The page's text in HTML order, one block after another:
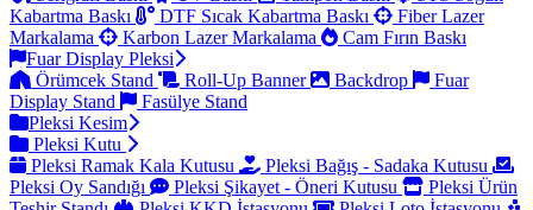
Kabartma Baskı
DTF Sıcak Kabartma Baskı
Fiber Lazer
Markalama
Karbon Lazer Markalama
Cam Fırın Baskı
Fuar Display Pleksi
Örümcek Stand
Roll-Up Banner Backdrop
Fuar
Display Stand
Fasülye Stand
Pleksi Kesim
Pleksi Kutu
Pleksi Ramak Kala Kutusu
Pleksi Bağış - Sadaka Kutusu
Pleksi Oy Sandığı
Pleksi Şikayet - Öneri Kutusu
Pleksi Ürün